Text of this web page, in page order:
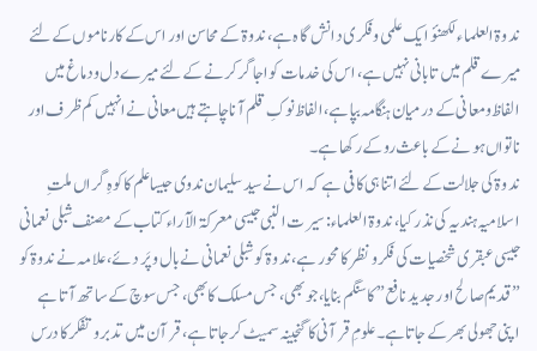
ندوۃ العلماء لکھنؤ ایک علمی وفکری دانش گاہ ہے، ندوۃ کے محاسن اور اس کے کارناموں کے لئے
میرے قلم میں تابانی نہیں ہے، اس کی خدمات کو اجاگر کرنے کے لئے میرے دل ودماغ میں
الفاظ ومعانی کے درمیان ہنگامہ بپا ہے، الفاظ نوکِ قلم آنا چاہتے ہیں معانی نے انہیں کم ظرف اور
ناتواں ہونے کے باعث روکے رکھا ہے۔
ندوۃ کی جلالت کے لئے اتنا ہی کافی ہے کہ اس نے سید سلیمان ندوی جیسا علم کا کوہِ گراں ملتِ
اسلامیہ ہندیہ کی نذر کیا، ندوۃ العلماء : سیرت النبی جیسی معرکۃ الآراء کتاب کے مصنف شبلی نعمانی
جیسی عبقری شخصیات کی فکر ونظر کا محور ہے، ندوۃ کو شبلی نعمانی نے بال وپَر دئے، علامہ نے ندوۃ کو
” قدیم صالح اور جدید نافع ” کا سنگم بنایا، جو بھی ، جس مسلک کا بھی، جس سوچ کے ساتھ آتا ہے
اپنی جھولی بھر کے جاتا ہے۔ علومِ قرآنی کا گنجینہ سمیٹ کر جاتا ہے، قرآن میں تدبر وتفکر کا درس